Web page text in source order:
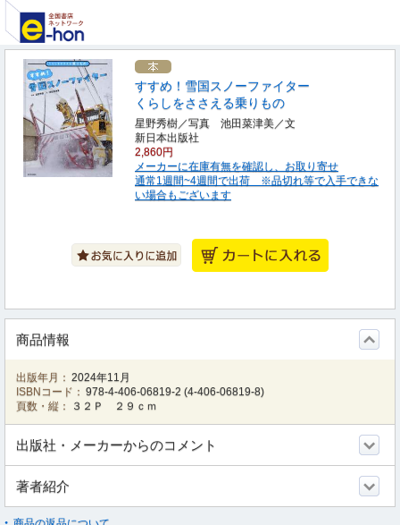
すすめ！雪国スノーファイター
くらしをささえる乗りもの
星野秀樹／写真 池田菜津美／文
新日本出版社
2,860円
メーカーに在庫有無を確認し、お取り寄せ
通常1週間~4週間で出荷 ※品切れ等で入手できな
い場合もございます
商品情報
出版年月： 2024年11月
ISBNコード： 978-4-406-06819-2 (4-406-06819-8)
頁数・縦：
３２Ｐ ２９ｃｍ
出版社・メーカーからのコメント
著者紹介